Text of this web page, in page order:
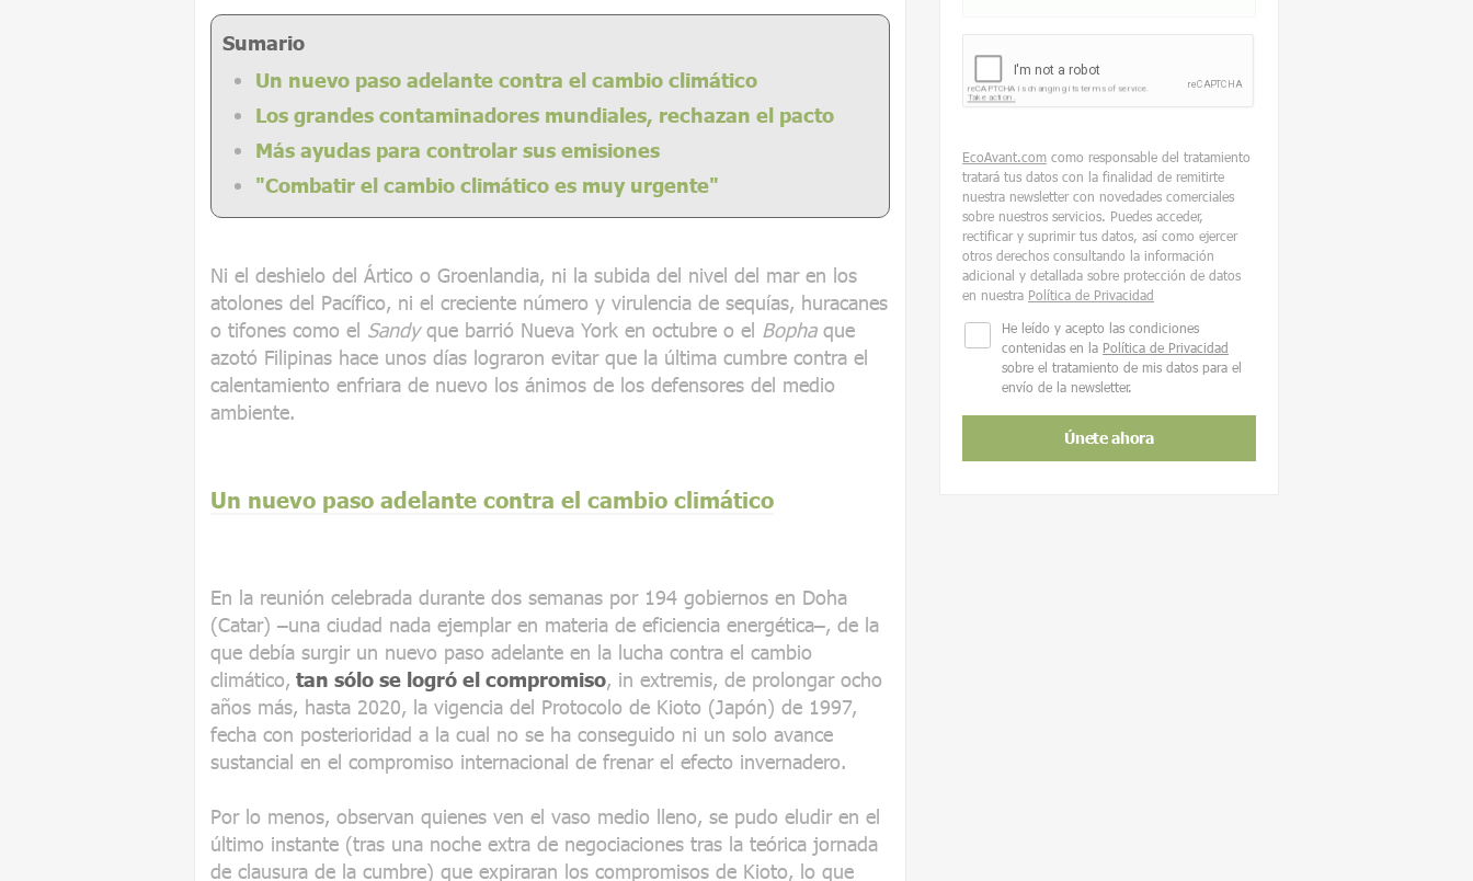
Sumario
Un nuevo paso adelante contra el cambio climático
Los grandes contaminadores mundiales, rechazan el pacto
Más ayudas para controlar sus emisiones
"Combatir el cambio climático es muy urgente"
Ni el deshielo del Ártico o Groenlandia, ni la subida del nivel del mar en los
atolones del Pacífico, ni el creciente número y virulencia de sequías, huracanes
o tifones como el Sandyque barrió Nueva York en octubre o el Bophaque
azotó Filipinas hace unos días lograron evitar que la última cumbre contra el
calentamiento enfriara de nuevo los ánimos de los defensores del medio
ambiente.
Un nuevo paso adelante contra el cambio climático
En la reunión celebrada durante dos semanas por 194 gobiernos en Doha
(Catar) –una ciudad nada ejemplar en materia de eficiencia energética–, de la
que debía surgir un nuevo paso adelante en la lucha contra el cambio
climático, tan sólo se logró el compromiso, in extremis, de prolongar ocho
años más, hasta 2020, la vigencia del Protocolo de Kioto (Japón) de 1997,
fecha con posterioridad a la cual no se ha conseguido ni un solo avance
sustancial en el compromiso internacional de frenar el efecto invernadero.
Por lo menos, observan quienes ven el vaso medio lleno, se pudo eludir en el
último instante (tras una noche extra de negociaciones tras la teórica jornada
de clausura de la cumbre) que expiraran los compromisos de Kioto, lo que
EcoAvant.com como responsable del tratamiento
tratará tus datos con la finalidad de remitirte
nuestra newsletter con novedades comerciales
sobre nuestros servicios. Puedes acceder,
rectificar y suprimir tus datos, así como ejercer
otros derechos consultando la información
adicional y detallada sobre protección de datos
en nuestra Política de Privacidad
He leído y acepto las condiciones
contenidas en la Política de Privacidad
sobre el tratamiento de mis datos para el
envío de la newsletter.